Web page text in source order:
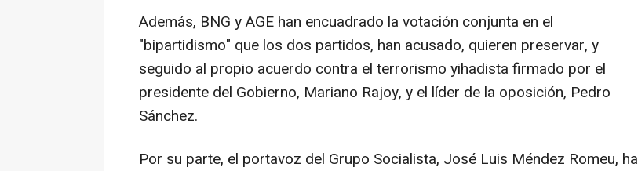
Además, BNG y AGE han encuadrado la votación conjunta en el
"bipartidismo" que los dos partidos, han acusado, quieren preservar, y
seguido al propio acuerdo contra el terrorismo yihadista firmado por el
presidente del Gobierno, Mariano Rajoy, y el líder de la oposición, Pedro
Sánchez.
Por su parte, el portavoz del Grupo Socialista, José Luis Méndez Romeu, ha